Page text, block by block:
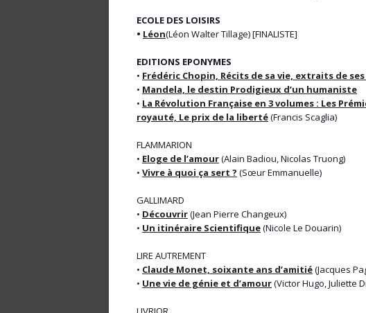
ECOLE DES LOISIRS
• Léon(Léon Walter Tillage) [FINALISTE]
EDITIONS EPONYMES
• Frédéric Chopin, Récits de sa vie, extraits de
• Mandela, le destin Prodigieux d’un humaniste
• La Révolution Française en 3 volumes : Les
royauté, Le prix de la liberté(Francis Scaglia)
FLAMMARION
• Eloge de l’amour(Alain Badiou, Nicolas Truong)
• Vivre à quoi ça sert ? (Sœur Emmanuelle)
GALLIMARD
• Découvrir(Jean Pierre Changeux)
• Un itinéraire Scientifique(Nicole Le Douarin)
LIRE AUTREMENT
• Claude Monet, soixante ans d’amitié(Jacques
• Une vie de génie et d’amour(Victor Hugo, Juliette